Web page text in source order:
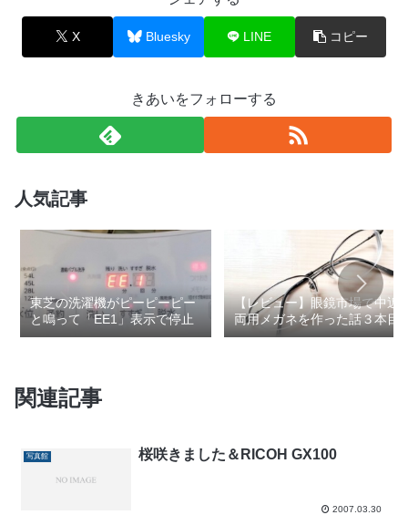
X Bluesky LINE コピー
きあいをフォローする
人気記事
東芝の洗濯機がピーピーピー
と鳴って「EE1」表示で停止
【レビュー】眼鏡市場で中近
両用メガネを作った話３本目
関連記事
写真館 桜咲きました＆RICOH GX100
2007.03.30